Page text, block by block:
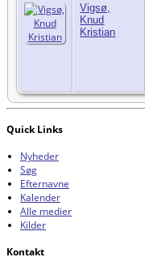
Vigsø,
Knud
Kristian
Quick Links
Nyheder
Søg
Efternavne
Kalender
Alle medier
Kilder
Kontakt